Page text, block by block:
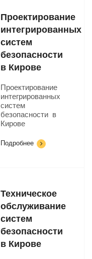
Проектирование
интегрированных
систем
безопасности
в Кирове
Проектирование
интегрированных
систем
безопасности в
Кирове
Подробнее
Техническое
обслуживание
систем
безопасности
в Кирове